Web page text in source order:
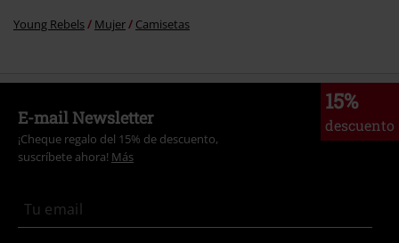
Young Rebels Mujer Camisetas
15%
descuento
E-mail Newsletter
¡Cheque regalo del 15% de descuento,
suscríbete ahora! Más